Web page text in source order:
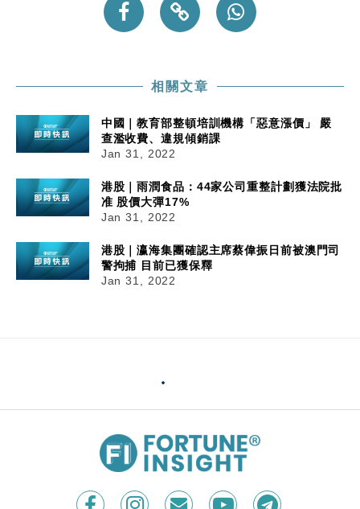
相關文章
中國｜教育部整頓培訓機構「惡意漲價」 嚴
查濫收費、違規傾銷課
Jan 31, 2022
港股｜雨潤食品：44家公司重整計劃獲法院批
准 股價大彈17%
Jan 31, 2022
港股｜瀛海集團確認主席蔡偉振日前被澳門司
警拘捕 目前已獲保釋
Jan 31, 2022